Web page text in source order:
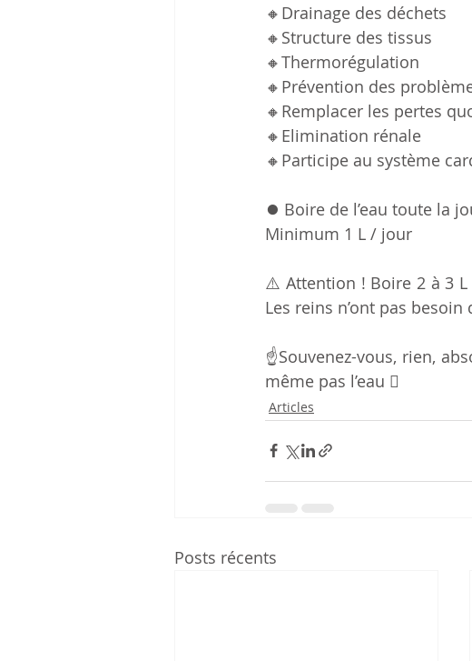
🔸️Drainage des déchets
🔸️Structure des tissus
🔸️Thermorégulation
🔸️Prévention des
🔸️Remplacer les pertes
🔸️Elimination rénale
🔸️Participe au système
⏺ Boire de l’eau toute la
Minimum 1 L / jour
⚠️ Attention ! Boire 2 à 3 L
Les reins n’ont pas besoin
☝️Souvenez-vous, rien,
même pas l’eau 
Articles
Posts récents